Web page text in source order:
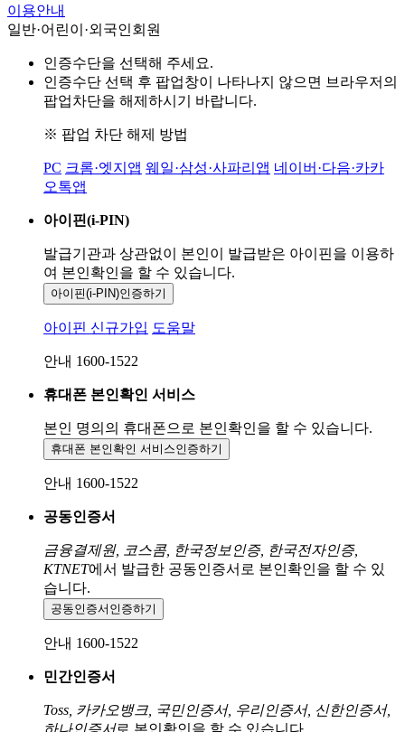
이용안내
일반·어린이·외국인회원
인증수단을 선택해 주세요.
인증수단 선택 후 팝업창이 나타나지 않으면 브라우저의
팝업차단을 해제하시기 바랍니다.
※ 팝업 차단 해제 방법
PC 크롬·엣지앱 웨일·삼성·사파리앱 네이버·다음·카카
오톡앱
아이핀(i-PIN)
발급기관과 상관없이 본인이 발급받은 아이핀을 이용하
여 본인확인을 할 수 있습니다.
아이핀(i-PIN)인증하기
아이핀 신규가입 도움말
안내 1600-1522
휴대폰 본인확인 서비스
본인 명의의 휴대폰으로 본인확인을 할 수 있습니다.
휴대폰 본인확인 서비스인증하기
안내 1600-1522
공동인증서
금융결제원, 코스콤, 한국정보인증, 한국전자인증,
KTNET에서 발급한 공동인증서로 본인확인을 할 수 있
습니다.
공동인증서 인증하기
안내 1600-1522
민간인증서
Toss, 카카오뱅크, 국민인증서, 우리인증서, 신한인증서,